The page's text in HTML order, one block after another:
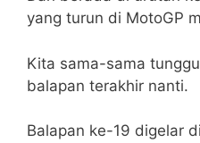
yang turun di MotoGP
Kita sama-sama
balapan terakhir nanti.
Balapan ke-19 digelar